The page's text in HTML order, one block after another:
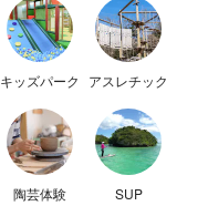
キッズパーク アスレチック
陶芸体験 SUP